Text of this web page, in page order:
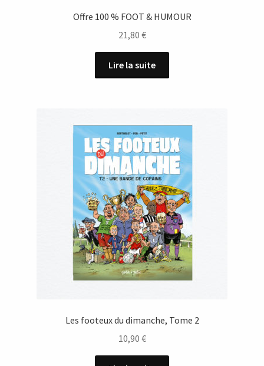
Offre 100 % FOOT & HUMOUR
21,80 €
Lire la suite
Les footeux du dimanche, Tome 2
10,90 €